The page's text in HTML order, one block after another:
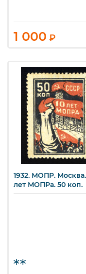
1 000 ₽
1932. МОПР. Москва.
лет МОПРа. 50 коп.